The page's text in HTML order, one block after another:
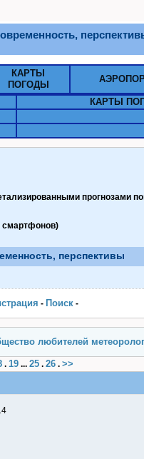
КАРТЫ
ПОГОДЫ
КАРТЫ
прогнозами
перспективы
- Поиск -
любителей
. 19 ... 25 . 26 . >>